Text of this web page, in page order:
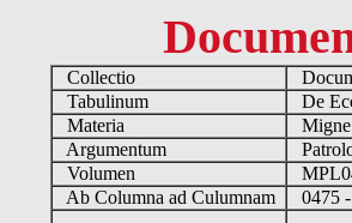
Collectio
Tabulinum
De
Materia
Argumentum
Volumen
Ab Columna ad Culumnam
0475